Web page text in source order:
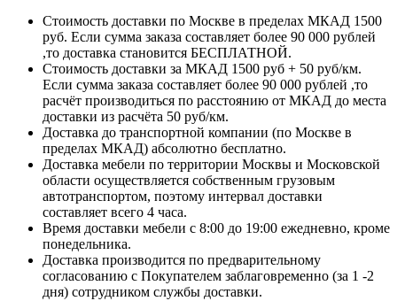
Стоимость доставки по Москве в пределах МКАД 1500
руб. Если сумма заказа составляет более 90 000 рублей
,то доставка становится БЕСПЛАТНОЙ.
Стоимость доставки за МКАД 1500 руб + 50 руб/км.
Если сумма заказа составляет более 90 000 рублей ,то
расчёт производиться по расстоянию от МКАД до места
доставки из расчёта 50 руб/км.
Доставка до транспортной компании (по Москве в
пределах МКАД) абсолютно бесплатно.
Доставка мебели по территории Москвы и Московской
области осуществляется собственным грузовым
автотранспортом, поэтому интервал доставки
составляет всего 4 часа.
Время доставки мебели с 8:00 до 19:00 ежедневно, кроме
понедельника.
Доставка производится по предварительному
согласованию с Покупателем заблаговременно (за 1 -2
дня) сотрудником службы доставки.